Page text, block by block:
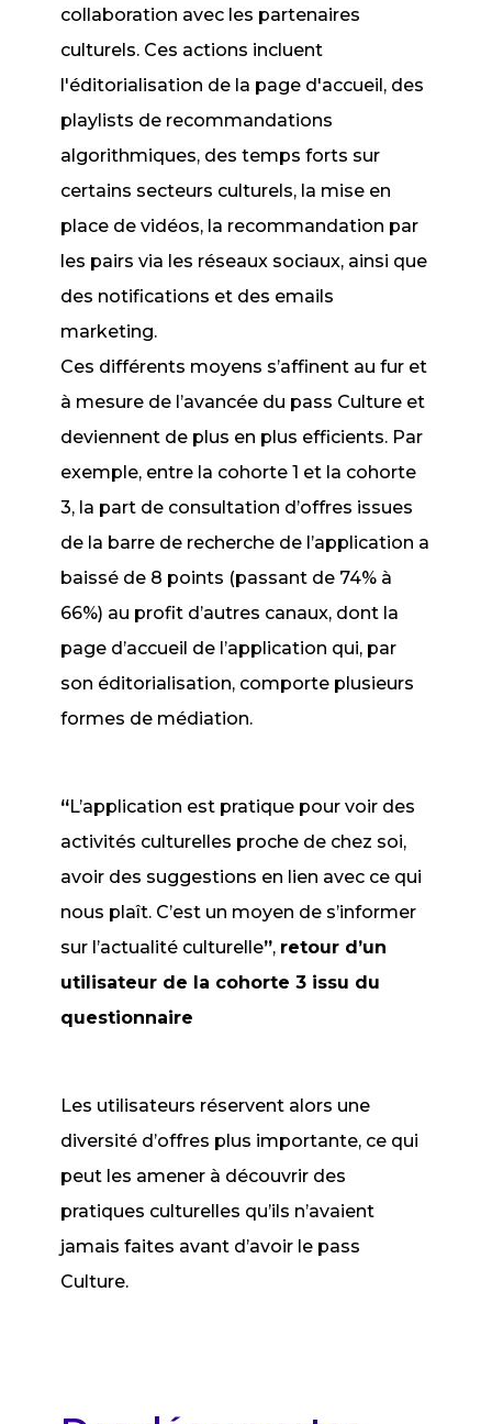
collaboration avec les partenaires
culturels. Ces actions incluent
l'éditorialisation de la page d'accueil, des
playlists de recommandations
algorithmiques, des temps forts sur
certains secteurs culturels, la mise en
place de vidéos, la recommandation par
les pairs via les réseaux sociaux, ainsi que
des notifications et des emails
marketing.
Ces différents moyens s’affinent au fur et
à mesure de l’avancée du pass Culture et
deviennent de plus en plus efficients. Par
exemple, entre la cohorte 1 et la cohorte
3, la part de consultation d’offres issues
de la barre de recherche de l’application a
baissé de 8 points (passant de 74% à
66%) au profit d’autres canaux, dont la
page d’accueil de l’application qui, par
son éditorialisation, comporte plusieurs
formes de médiation.
“L’application est pratique pour voir des
activités culturelles proche de chez soi,
avoir des suggestions en lien avec ce qui
nous plaît. C’est un moyen de s’informer
sur l’actualité culturelle”, retour d’un
utilisateur de la cohorte 3 issu du
questionnaire
Les utilisateurs réservent alors une
diversité d’offres plus importante, ce qui
peut les amener à découvrir des
pratiques culturelles qu’ils n’avaient
jamais faites avant d’avoir le pass
Culture.